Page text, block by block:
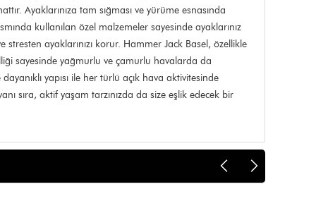
Ayaklarınıza tam sığması ve yürüme esnasında
kullanılan özel malzemeler sayesinde ayaklarınız
ayaklarınızı korur. Hammer Jack Basel, özellikle
sayesinde yağmurlu ve çamurlu havalarda da
yapısı ile her türlü açık hava aktivitesinde
sıra, aktif yaşam tarzınızda da size eşlik edecek bir